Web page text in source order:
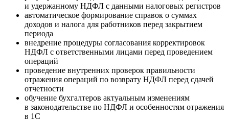
и удержанному НДФЛ с данными налоговых регистров
автоматическое формирование справок о суммах
доходов и налога для работников перед закрытием
периода
внедрение процедуры согласования корректировок
НДФЛ с ответственными лицами перед проведением
операций
проведение внутренних проверок правильности
отражения операций по возврату НДФЛ перед сдачей
отчетности
обучение бухгалтеров актуальным изменениям
в законодательстве по НДФЛ и особенностям отражения
в 1С